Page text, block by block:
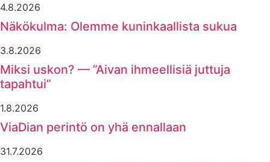
4.8.2026
Näkökulma: Olemme kuninkaallista sukua
3.8.2026
Miksi uskon? — ”Aivan ihmeellisiä juttuja
tapahtui”
1.8.2026
ViaDian perintö on yhä ennallaan
31.7.2026